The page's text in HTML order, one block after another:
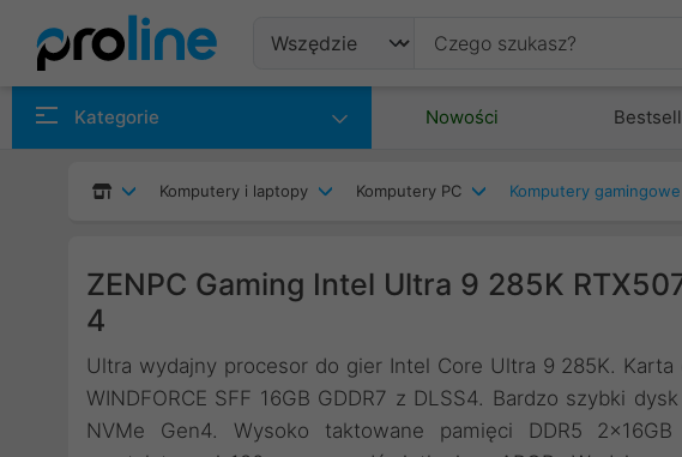
Kategorie Nowości
Komputery i laptopy Komputery PC Komputery gamingowe
ZENPC Gaming Intel Ultra 9 285K
4
Ultra wydajny procesor do gier Intel Core Ultra 9 285K.
WINDFORCE SFF 16GB GDDR7 z DLSS4. Bardzo szybki
NVMe Gen4. Wysoko taktowane pamięci DDR5